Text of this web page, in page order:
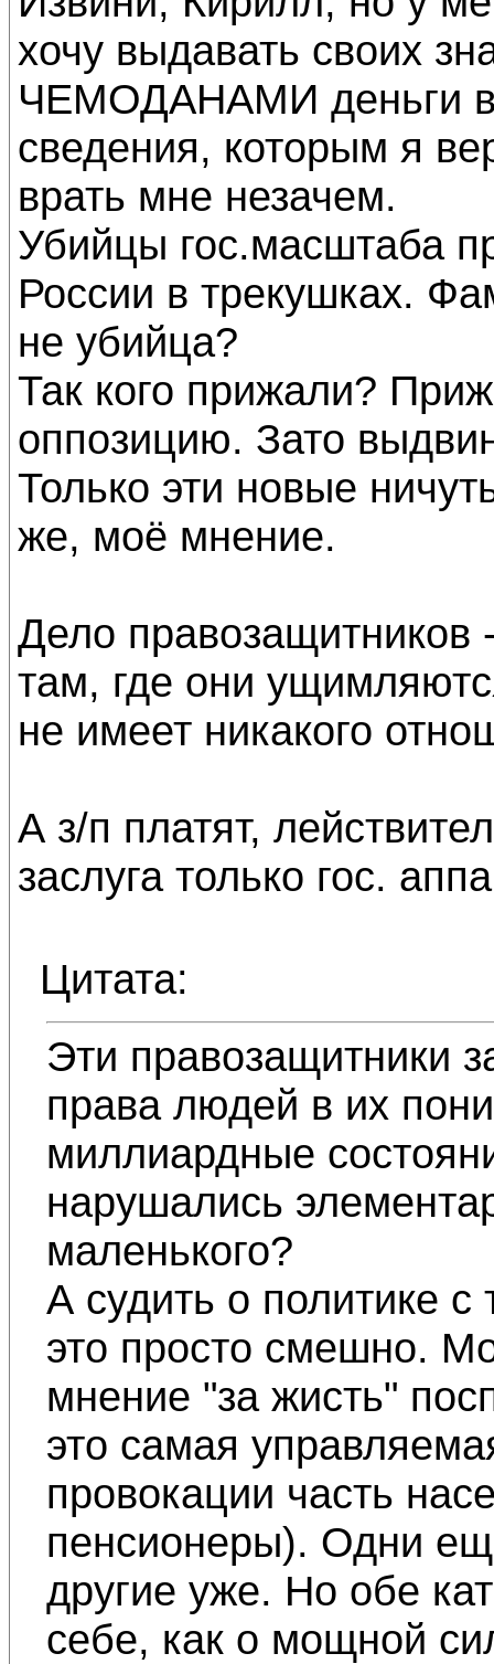
хочу выдавать своих
ЧЕМОДАНАМИ деньги
сведения, которым я
врать мне незачем.
Убийцы гос.масштаба
России в трекушках.
не убийца?
Так кого прижали?
оппозицию. Зато
Только эти новые
же, моё мнение.
Дело правозащитников
там, где они
не имеет никакого
А з/п платят,
заслуга только гос.
Цитата:
Эти правозащитники
права людей в их
миллиардные
нарушались
маленького?
А судить о политике с
это просто смешно.
мнение "за жисть"
это самая
провокации часть
пенсионеры). Одни
другие уже. Но обе
себе, как о мощной